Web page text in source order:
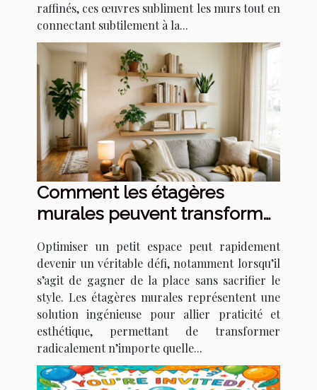
raffinés, ces œuvres subliment les murs tout en
connectant subtilement à la...
Comment les étagères
murales peuvent transformer
Optimiser un petit espace peut rapidement
devenir un véritable défi, notamment lorsqu’il
s’agit de gagner de la place sans sacrifier le
style. Les étagères murales représentent une
solution ingénieuse pour allier praticité et
esthétique, permettant de transformer
radicalement n’importe quelle...